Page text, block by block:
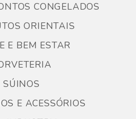
CONGELADOS
ORIENTAIS
E BEM ESTAR
SÚINOS
E ACESSÓRIOS